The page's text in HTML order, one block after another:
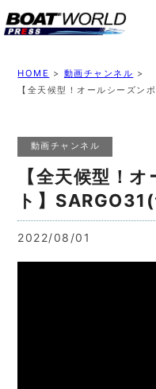
業界ニュース
ジェットスキー
動画チャンネル
HOME > 動画チャンネル >
【全天候型！オールシーズン
動画チャンネル
【全天候型！
ト】
2022/08/01